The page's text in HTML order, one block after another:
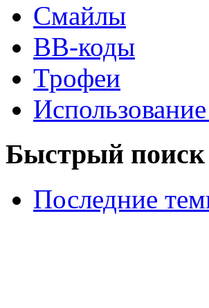
Смайлы
BB-коды
Трофеи
Быстрый поиск
Последние